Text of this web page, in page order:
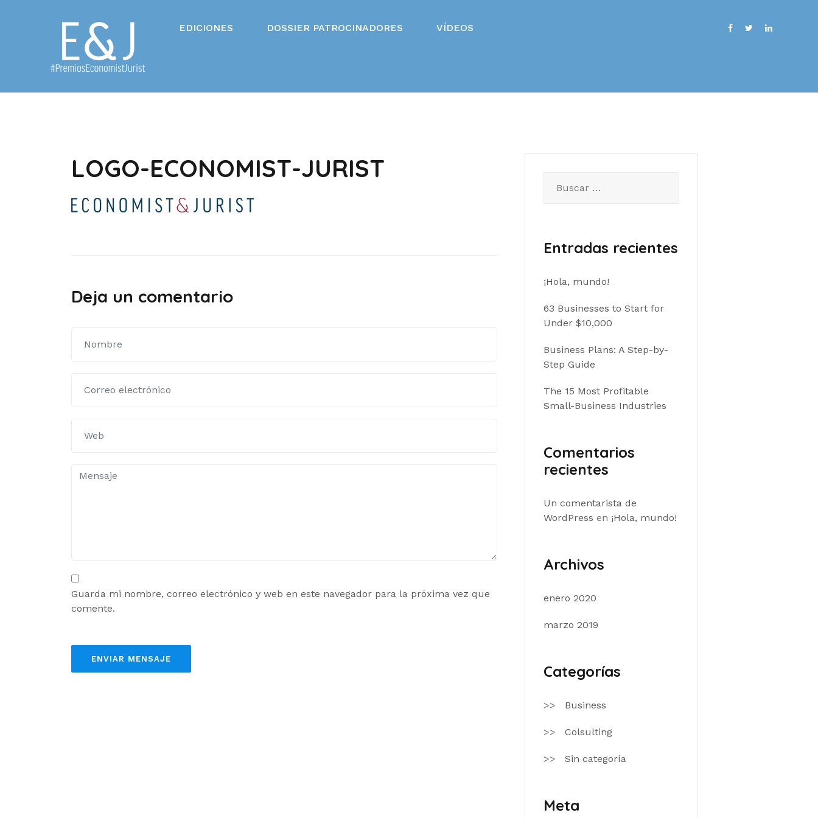
EDICIONES DOSSIER PATROCINADORES VÍDEOS
LOGO-ECONOMIST-JURIST
Deja un comentario
Guarda mi nombre, correo electrónico y web en este navegador para la próxima vez que
comente.
Entradas recientes
¡Hola, mundo!
63 Businesses to Start for
Under $10,000
Business Plans: A Step-by-
Step Guide
The 15 Most Profitable
Small-Business Industries
Comentarios
recientes
Un comentarista de
WordPress en ¡Hola, mundo!
Archivos
enero 2020
marzo 2019
Categorías
Business
Colsulting
Sin categoría
Meta